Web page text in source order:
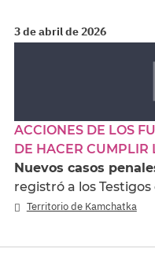
3 de abril de 2026
ACCIONES DE LOS
DE HACER CUMPLIR
Nuevos casos
registró a los Testigos
Territorio de Kamchatka